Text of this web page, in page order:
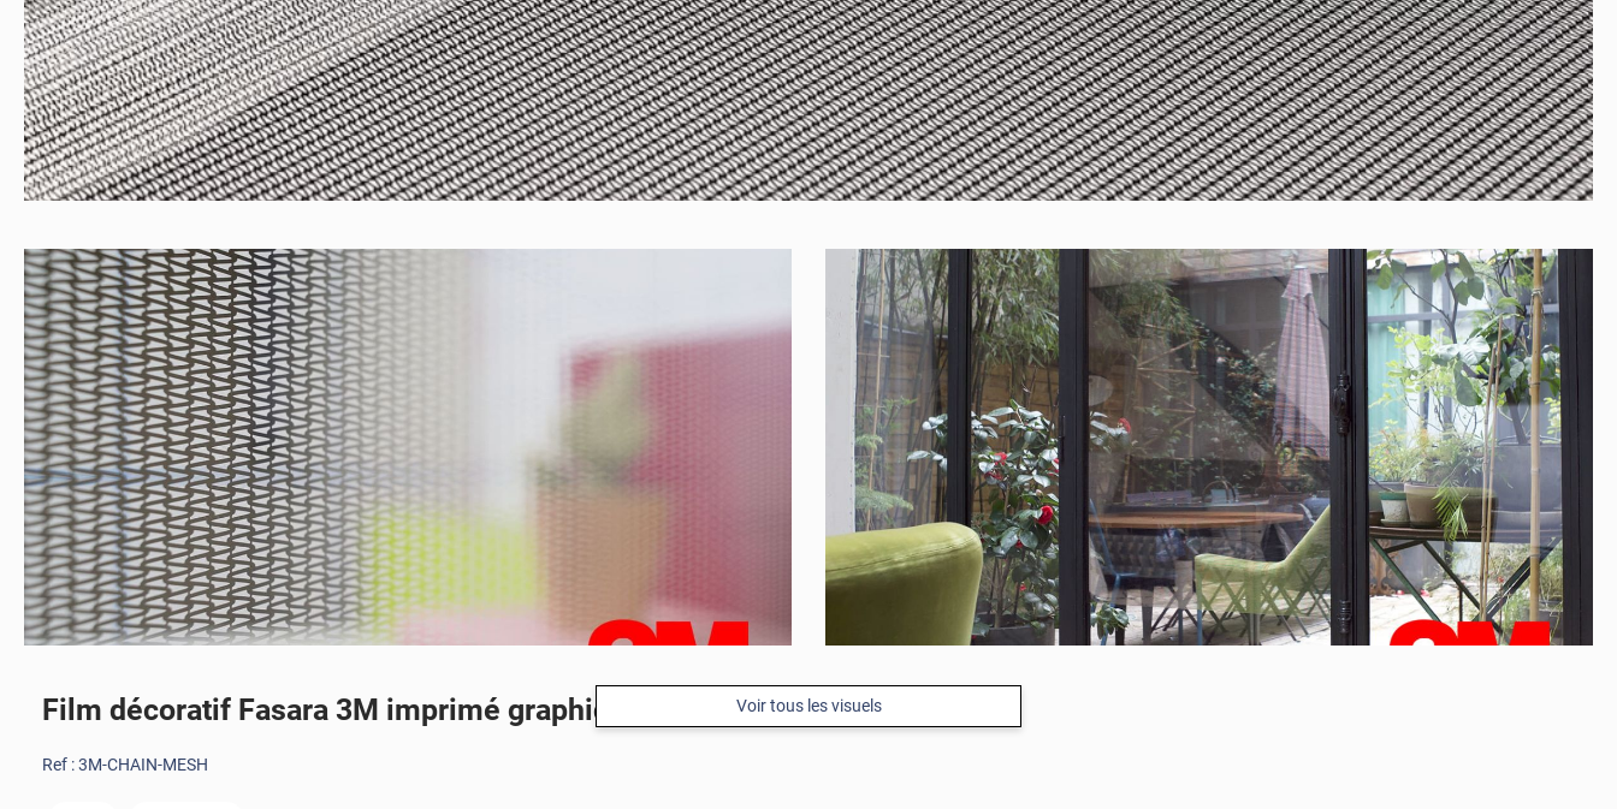
Voir tous les visuels
Film décoratif Fasara 3M imprimé graphique argent
Ref :3M-CHAIN-MESH